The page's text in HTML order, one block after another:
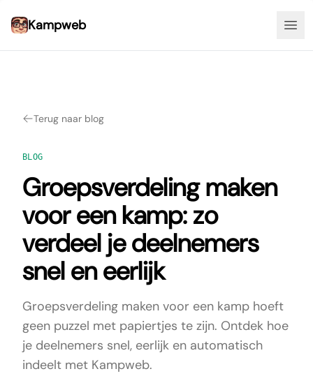
Kampweb
Terug naar blog
BLOG
Groepsverdeling maken
voor een kamp: zo
verdeel je deelnemers
snel en eerlijk
Groepsverdeling maken voor een kamp hoeft
geen puzzel met papiertjes te zijn. Ontdek hoe
je deelnemers snel, eerlijk en automatisch
indeelt met Kampweb.